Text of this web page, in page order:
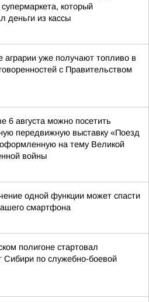
супермаркета, который
деньги из кассы
аграрии уже получают топливо в
с Правительством
6 августа можно посетить
передвижную выставку «Поезд
на тему Великой
войны
одной функции может спасти
смартфона
полигоне стартовал
Сибири по служебно-боевой